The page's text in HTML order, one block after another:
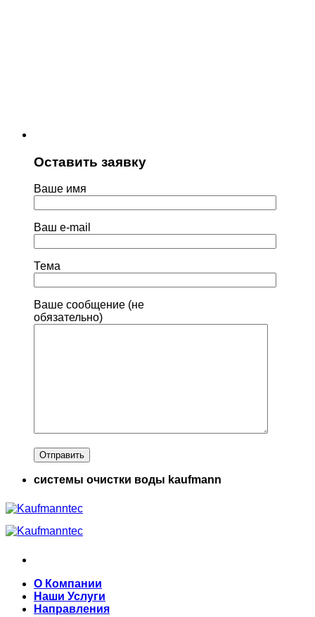
Оставить заявку
Ваше имя
Ваш e-mail
Тема
Ваше сообщение (не
обязательно)
системы очистки воды kaufmann
О Компании
Наши Услуги
Направления